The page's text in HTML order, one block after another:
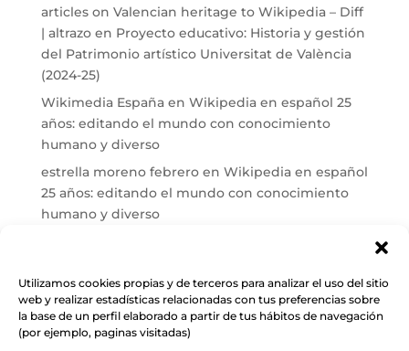
Utilizamos cookies propias y de terceros para analizar el uso del sitio
web y realizar estadísticas relacionadas con tus preferencias sobre
la base de un perfil elaborado a partir de tus hábitos de navegación
(por ejemplo, paginas visitadas)
articles on Valencian heritage to Wikipedia – Diff
| altrazoen Proyecto educativo: Historia y gestión
del Patrimonio artístico Universitat de València
(2024-25)
Wikimedia Españaen Wikipedia en español 25
años: editando el mundo con conocimiento
humano y diverso
estrella moreno febreroen Wikipedia en español
25 años: editando el mundo con conocimiento
humano y diverso
trabajo
Wikimedia Españaen Conectando: patrimonio
documental vasco en Wikipedia y Wikidata